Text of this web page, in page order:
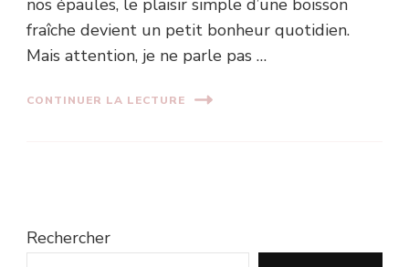
nos épaules, le plaisir simple d’une boisson
fraîche devient un petit bonheur quotidien.
Mais attention, je ne parle pas …
CONTINUER LA LECTURE
Rechercher